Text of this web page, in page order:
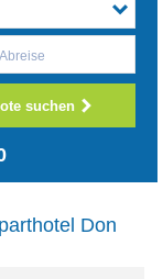
suchen
Don